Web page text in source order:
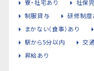
寮・社宅あり 社保
制服貸与
研修制度
まかない（食事）あり
駅から5分以内
交
昇給あり